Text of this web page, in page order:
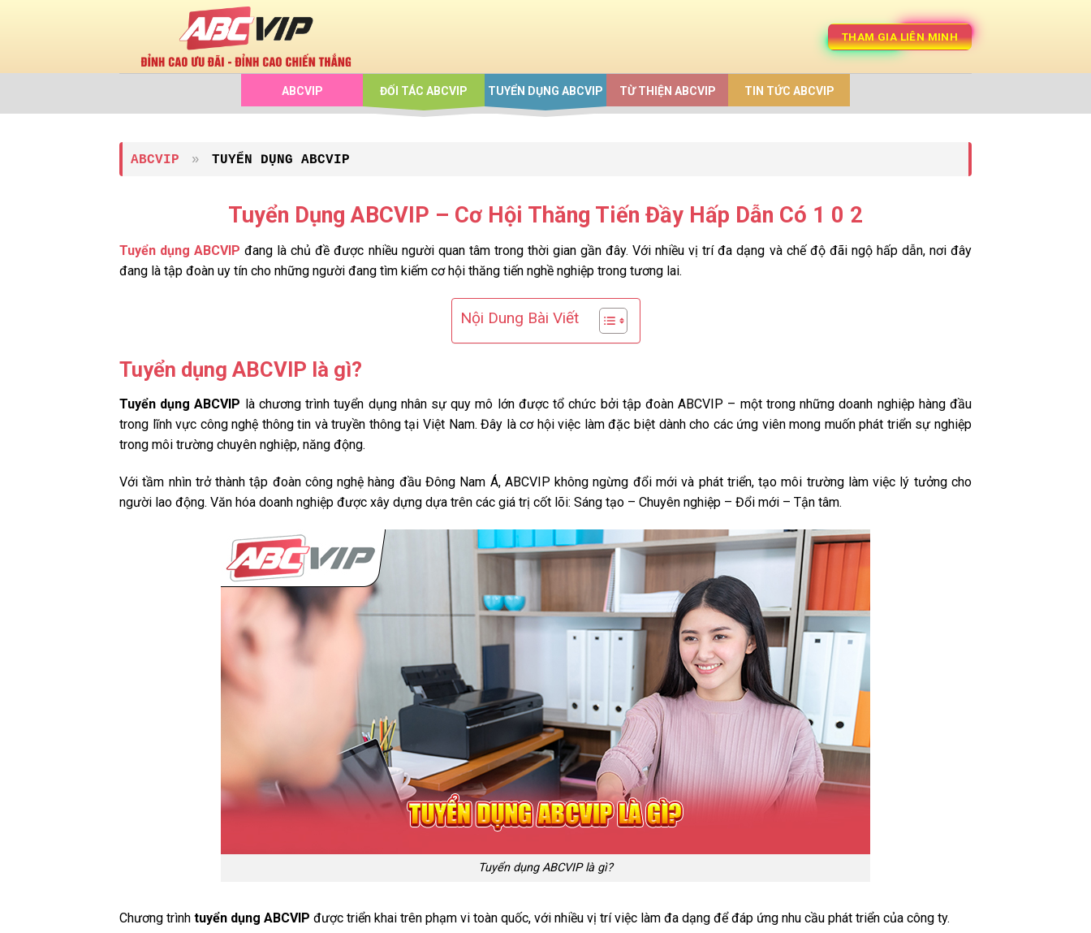
dung
THAM GIA LIÊN MINH
ABCVIP ĐỐI TÁC ABCVIP TUYỂN DỤNG ABCVIP TỪ THIỆN ABCVIP TIN TỨC ABCVIP
ABCVIP » TUYỂN DỤNG ABCVIP
Tuyển Dụng ABCVIP – Cơ Hội Thăng Tiến Đầy Hấp Dẫn Có 1 0 2
Tuyển dụng ABCVIP đang là chủ đề được nhiều người quan tâm trong thời gian gần đây. Với nhiều vị trí đa dạng và chế độ đãi ngộ hấp dẫn, nơi đây
đang là tập đoàn uy tín cho những người đang tìm kiếm cơ hội thăng tiến nghề nghiệp trong tương lai.
Nội Dung Bài Viết
Tuyển dụng ABCVIP là gì?
Tuyển dụng ABCVIP là chương trình tuyển dụng nhân sự quy mô lớn được tổ chức bởi tập đoàn ABCVIP – một trong những doanh nghiệp hàng đầu
trong lĩnh vực công nghệ thông tin và truyền thông tại Việt Nam. Đây là cơ hội việc làm đặc biệt dành cho các ứng viên mong muốn phát triển sự nghiệp
trong môi trường chuyên nghiệp, năng động.
Với tầm nhìn trở thành tập đoàn công nghệ hàng đầu Đông Nam Á, ABCVIP không ngừng đổi mới và phát triển, tạo môi trường làm việc lý tưởng cho
người lao động. Văn hóa doanh nghiệp được xây dựng dựa trên các giá trị cốt lõi: Sáng tạo – Chuyên nghiệp – Đổi mới – Tận tâm.
Tuyển dụng ABCVIP là gì?
Chương trình tuyển dụng ABCVIP được triển khai trên phạm vi toàn quốc, với nhiều vị trí việc làm đa dạng để đáp ứng nhu cầu phát triển của công ty.